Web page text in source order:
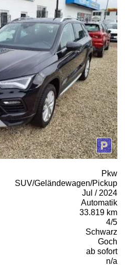
Pkw
SUV/Geländewagen/Pickup
Jul / 2024
Automatik
33.819 km
4/5
Schwarz
Goch
ab sofort
n/a